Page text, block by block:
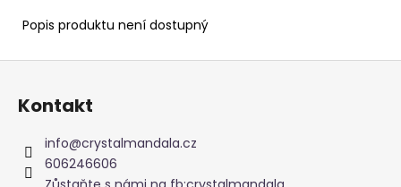
Popis produktu není dostupný
Z
Kontakt
info@crystalmandala.cz
606246606